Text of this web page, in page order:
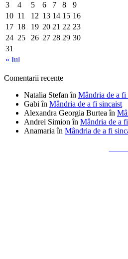
« Iul
3
4 5 6 7 8
9
10 11 12 13 14 15 16
17 18 19 20 21 22 23
24 25 26 27 28 29 30
31
Comentarii recente
Natalia Stefan în Mândria de a fi
Gabi în Mândria de a fi sincaist
Alexandra Georgia Burtea în
Andrei Simion în Mândria de a
Anamaria în Mândria de a fi